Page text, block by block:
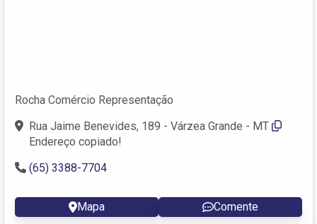
Rocha Comércio Representação
Rua Jaime Benevides, 189 - Várzea Grande - MT
Endereço copiado!
(65) 3388-7704
Mapa Comente